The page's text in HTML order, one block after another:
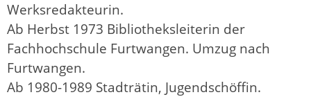
Werksredakteurin.
Ab Herbst 1973 Bibliotheksleiterin der
Fachhochschule Furtwangen. Umzug nach
Furtwangen.
Ab 1980-1989 Stadträtin, Jugendschöffin.